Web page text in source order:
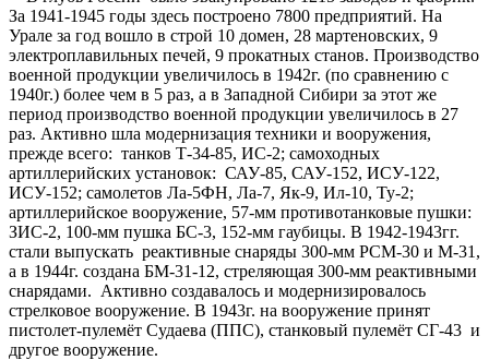
За 1941-1945 годы здесь построено 7800 предприятий. На
Урале за год вошло в строй 10 домен, 28 мартеновских, 9
электроплавильных печей, 9 прокатных станов. Производство
военной продукции увеличилось в 1942г. (по сравнению с
1940г.) более чем в 5 раз, а в Западной Сибири за этот же
период производство военной продукции увеличилось в 27
раз. Активно шла модернизация техники и вооружения,
прежде всего: танков Т-34-85, ИС-2; самоходных
артиллерийских установок: САУ-85, САУ-152, ИСУ-122,
ИСУ-152; самолетов Ла-5ФН, Ла-7, Як-9, Ил-10, Ту-2;
артиллерийское вооружение, 57-мм противотанковые пушки:
ЗИС-2, 100-мм пушка БС-3, 152-мм гаубицы. В 1942-1943гг.
стали выпускать реактивные снаряды 300-мм РСМ-30 и М-31,
а в 1944г. создана БМ-31-12, стреляющая 300-мм реактивными
снарядами. Активно создавалось и модернизировалось
стрелковое вооружение. В 1943г. на вооружение принят
пистолет-пулемёт Судаева (ППС), станковый пулемёт СГ-43 и
другое вооружение.